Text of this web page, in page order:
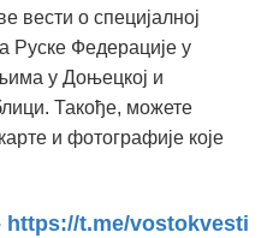
вести о специјалној
Руске Федерације у
у Доњецкој и
Такође, можете
и фотографије које
https://t.me/vostokvesti